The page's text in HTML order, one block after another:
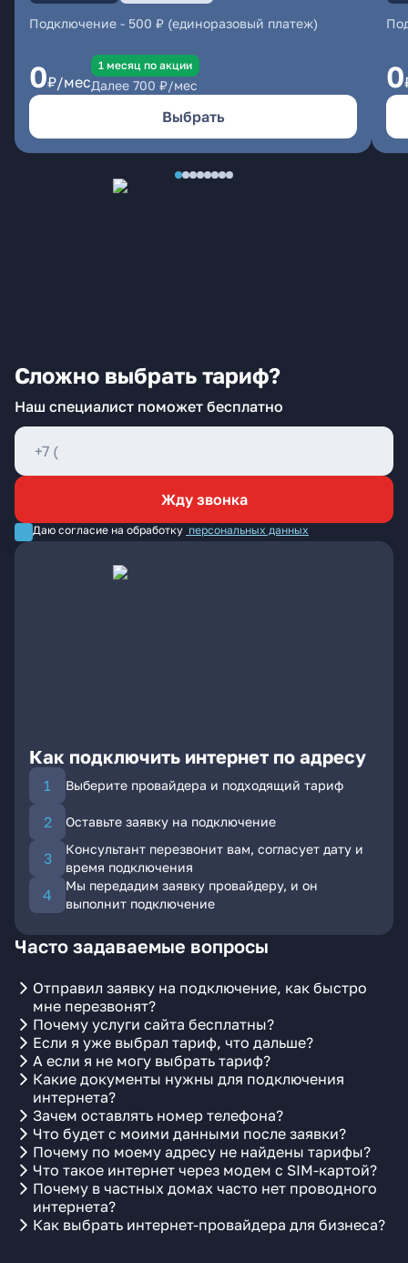
Подключение - 500 ₽ (единоразовый платеж)
0₽/мес
1 месяц по акции
Далее 700 ₽/мес
Выбрать
0
Сложно выбрать тариф?
Наш специалист поможет бесплатно
Жду звонка
Даю согласие на обработку персональных данных
Как подключить интернет по адресу
Выберите провайдера и подходящий тариф
Оставьте заявку на подключение
Консультант перезвонит вам, согласует дату и
время подключения
Мы передадим заявку провайдеру, и он
выполнит подключение
Часто задаваемые вопросы
Отправил заявку на подключение, как быстро
мне перезвонят?
Почему услуги сайта бесплатны?
Если я уже выбрал тариф, что дальше?
А если я не могу выбрать тариф?
Какие документы нужны для подключения
интернета?
Зачем оставлять номер телефона?
Что будет с моими данными после заявки?
Почему по моему адресу не найдены тарифы?
Что такое интернет через модем с SIM-картой?
Почему в частных домах часто нет проводного
интернета?
Как выбрать интернет-провайдера для бизнеса?